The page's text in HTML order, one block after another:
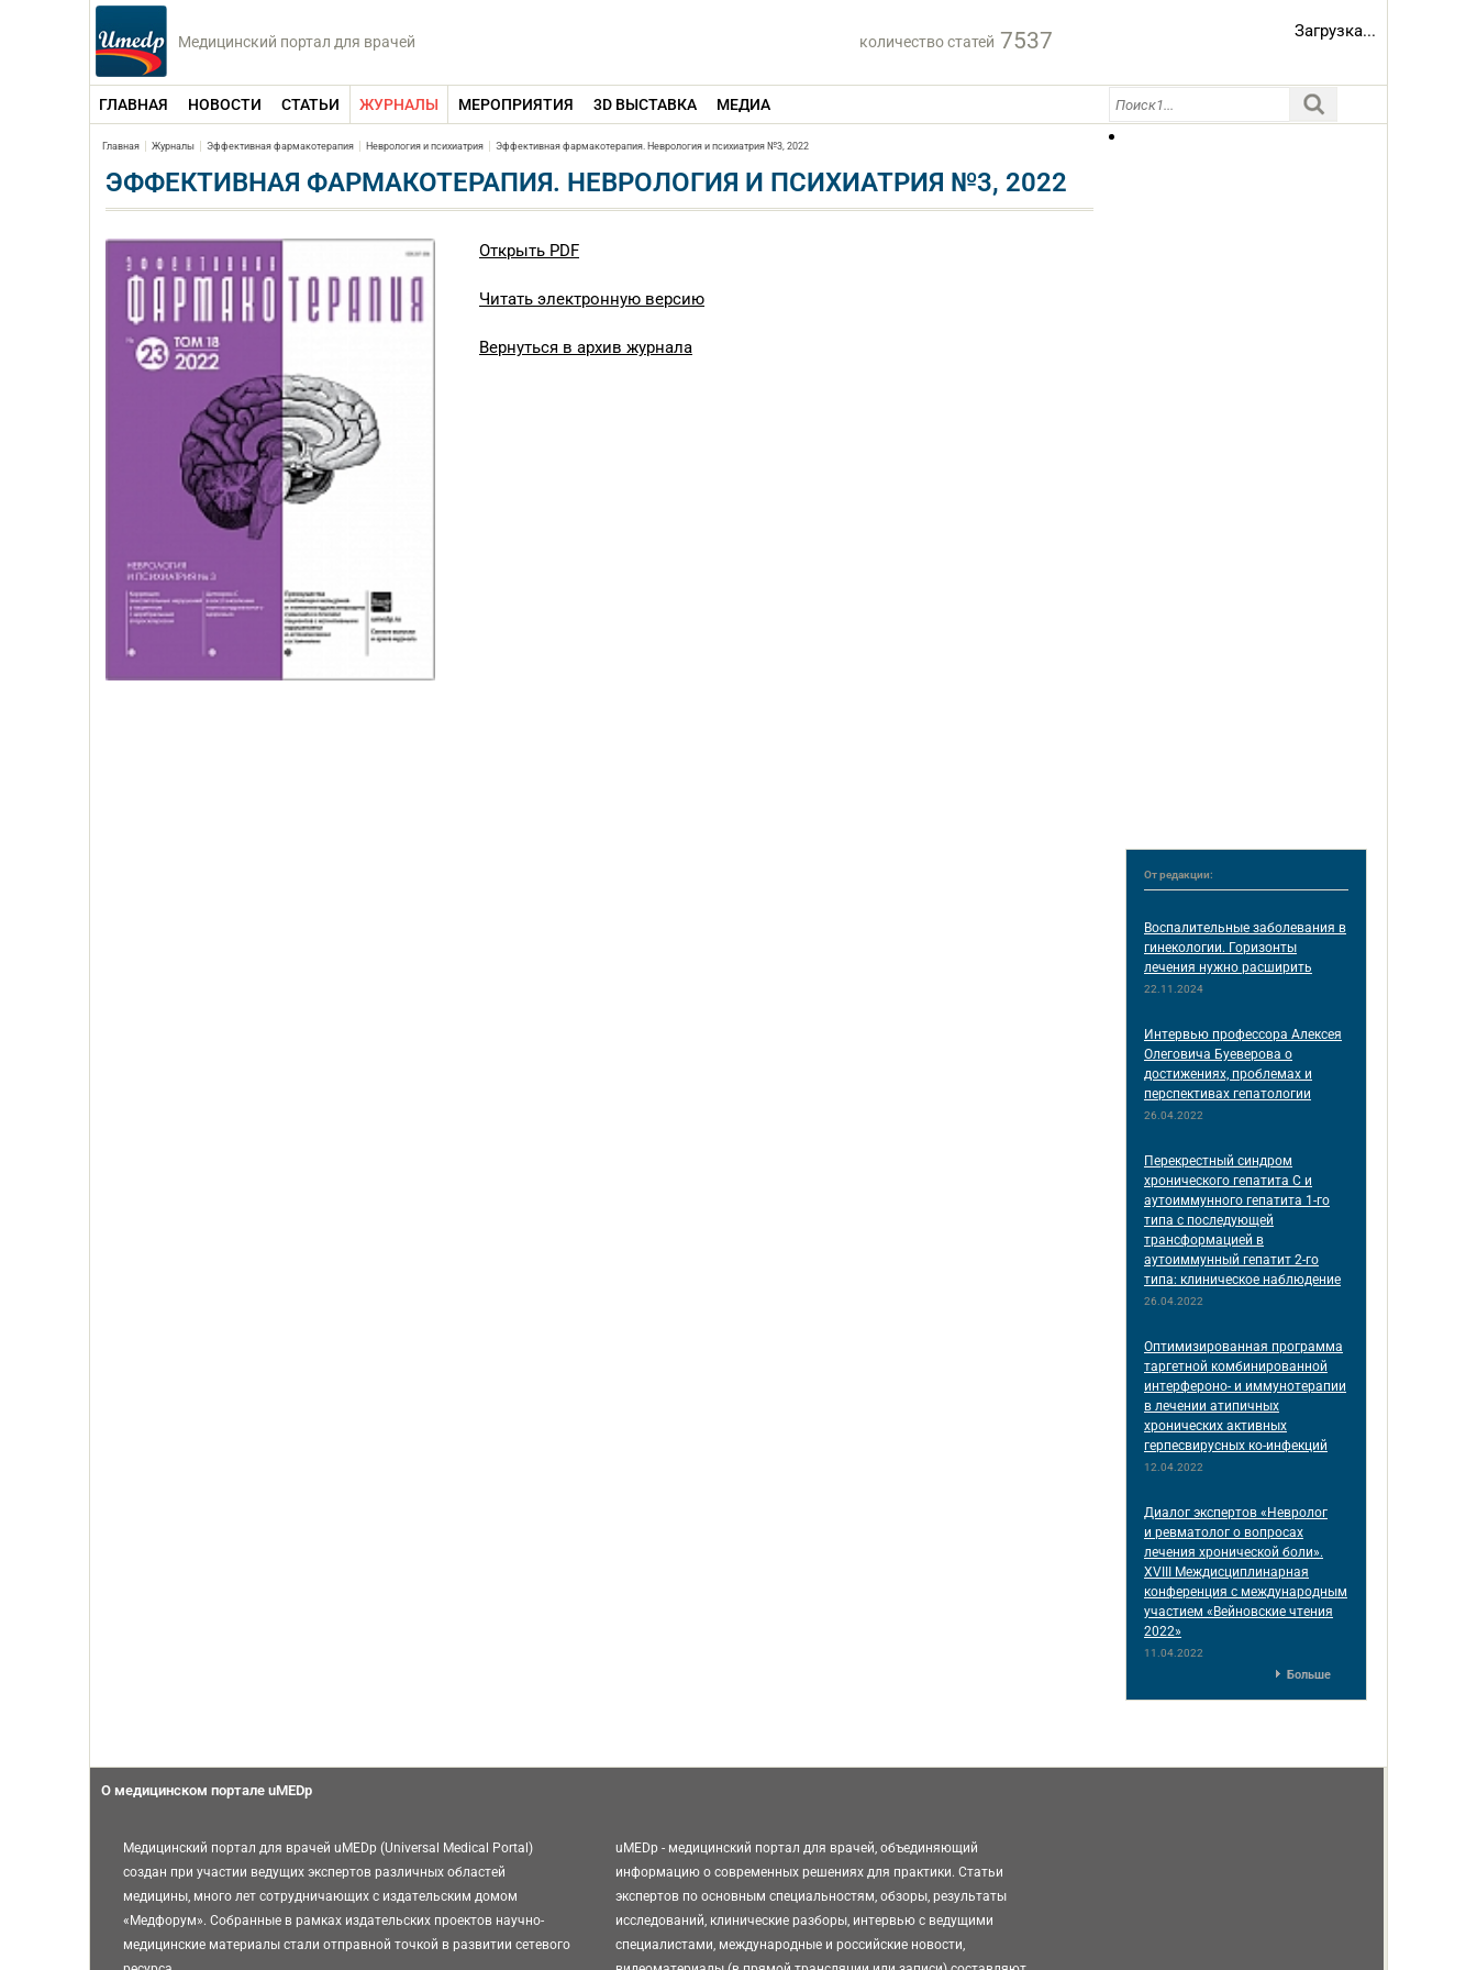
Медицинский портал для врачей количество статей 7537 Загрузка...
ГЛАВНАЯ НОВОСТИ СТАТЬИ ЖУРНАЛЫ МЕРОПРИЯТИЯ 3D ВЫСТАВКА МЕДИА
Главная Журналы Эффективная фармакотерапия Неврология и психиатрия Эффективная фармакотерапия. Неврология и психиатрия №3, 2022
ЭФФЕКТИВНАЯ ФАРМАКОТЕРАПИЯ. НЕВРОЛОГИЯ И ПСИХИАТРИЯ №3, 2022
Открыть PDF
Читать электронную версию
Вернуться в архив журнала
От редакции:
Воспалительные заболевания в
гинекологии. Горизонты
лечения нужно расширить
22.11.2024
Интервью профессора Алексея
Олеговича Буеверова о
достижениях, проблемах и
перспективах гепатологии
26.04.2022
Перекрестный синдром
хронического гепатита С и
аутоиммунного гепатита 1-го
типа с последующей
трансформацией в
аутоиммунный гепатит 2-го
типа: клиническое наблюдение
26.04.2022
Оптимизированная программа
таргетной комбинированной
интерфероно- и иммунотерапии
в лечении атипичных
хронических активных
герпесвирусных ко-инфекций
12.04.2022
Диалог экспертов «Невролог
и ревматолог о вопросах
лечения хронической боли».
XVIII Междисциплинарная
конференция c международным
участием «Вейновские чтения
2022»
11.04.2022
Больше
О медицинском портале uMEDp
Медицинский портал для врачей uMEDp (Universal Medical Portal)
создан при участии ведущих экспертов различных областей
медицины, много лет сотрудничающих с издательским домом
«Медфорум». Собранные в рамках издательских проектов научно-
медицинские материалы стали отправной точкой в развитии сетевого
uMEDp - медицинский портал для врачей, объединяющий
информацию о современных решениях для практики. Статьи
экспертов по основным специальностям, обзоры, результаты
исследований, клинические разборы, интервью с ведущими
специалистами, международные и российские новости,